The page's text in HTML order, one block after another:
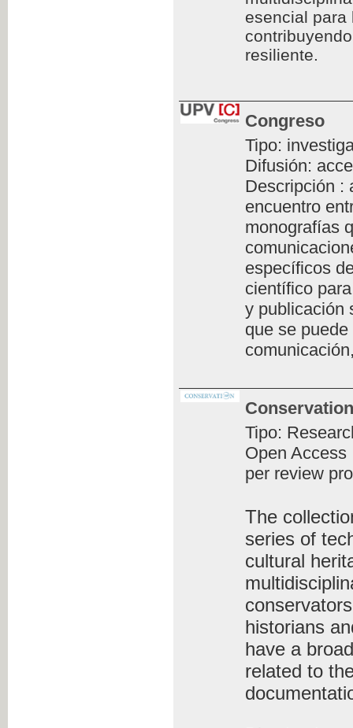
esencial para
resiliente.
Congreso
Tipo:
Difusión:
Descripción :
encuentro
monografías
específicos
científico
y publicación
que se
Tipo:
Open Access
per review
The
series of
cultural
historians
have a
related to